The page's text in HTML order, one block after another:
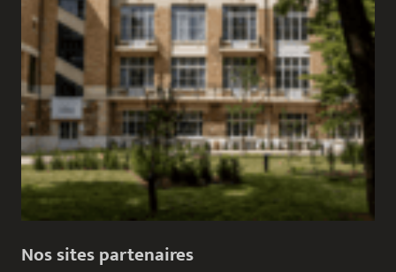
Nos sites partenaires